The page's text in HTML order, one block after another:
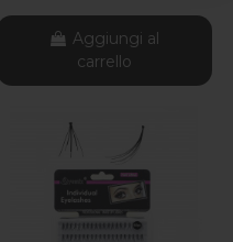
Aggiungi al
carrello